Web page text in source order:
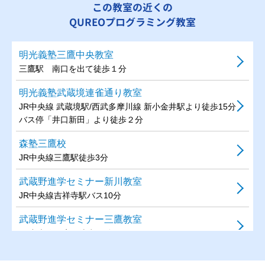
この教室の近くの
QUREOプログラミング教室
明光義塾三鷹中央教室
三鷹駅 南口を出て徒歩１分
明光義塾武蔵境連雀通り教室
JR中央線 武蔵境駅/西武多摩川線 新小金井駅より徒歩15分
バス停「井口新田」より徒歩２分
森塾三鷹校
JR中央線三鷹駅徒歩3分
武蔵野進学セミナー新川教室
JR中央線吉祥寺駅バス10分
武蔵野進学セミナー三鷹教室
JR中央線三鷹駅徒歩13分